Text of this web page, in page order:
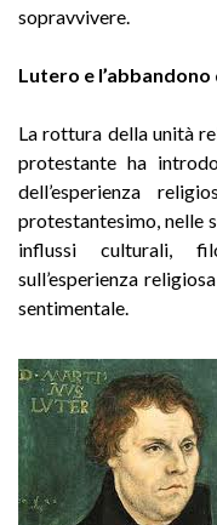
sopravvivere.
Lutero e
La rottura della unità
protestante ha
dell’esperienza
protestantesimo, nelle
influssi culturali,
sull’esperienza
sentimentale.